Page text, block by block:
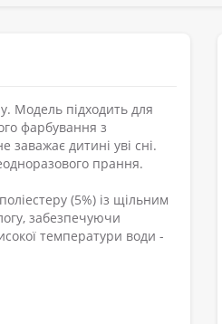
Модель підходить для
фарбування з
дитині уві сні.
прання.
(5%) із щільним
забезпечуючи
температури води -